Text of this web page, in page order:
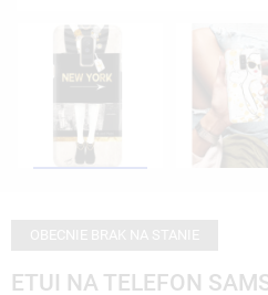
ETUI NA TELEFON